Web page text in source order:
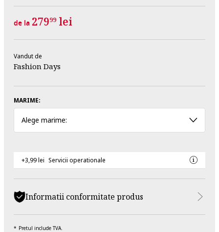
de la 27999 lei
Vandut de
Fashion Days
MARIME:
Alege marime:
+3,99 lei Servicii operationale
Informatii conformitate produs
Pretul include TVA.